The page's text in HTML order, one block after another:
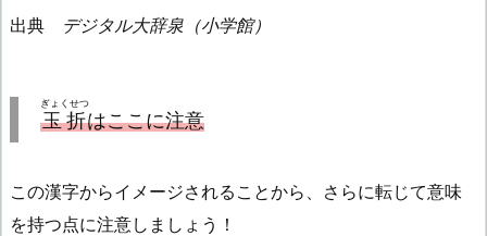
出典 デジタル大辞泉（小学館）
玉折
ぎょくせつ
はここに注意
この漢字からイメージされることから、さらに転じて意味
を持つ点に注意しましょう！